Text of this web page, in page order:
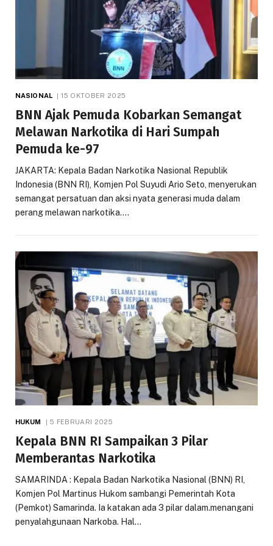
NASIONAL 15 OKTOBER 2025
BNN Ajak Pemuda Kobarkan Semangat
Melawan Narkotika di Hari Sumpah
Pemuda ke-97
JAKARTA: Kepala Badan Narkotika Nasional Republik
Indonesia (BNN RI), Komjen Pol Suyudi Ario Seto, menyerukan
semangat persatuan dan aksi nyata generasi muda dalam
perang melawan narkotika.…
HUKUM 5 FEBRUARI 2025
Kepala BNN RI Sampaikan 3 Pilar
Memberantas Narkotika
SAMARINDA : Kepala Badan Narkotika Nasional (BNN) RI,
Komjen Pol Martinus Hukom sambangi Pemerintah Kota
(Pemkot) Samarinda. Ia katakan ada 3 pilar dalam.menangani
penyalahgunaan Narkoba. Hal…